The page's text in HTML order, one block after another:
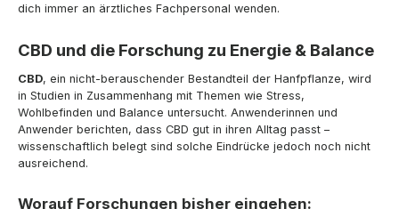
dich immer an ärztliches Fachpersonal wenden.
CBD und die Forschung zu Energie & Balance
CBD, ein nicht-berauschender Bestandteil der Hanfpflanze, wird
in Studien in Zusammenhang mit Themen wie Stress,
Wohlbefinden und Balance untersucht. Anwenderinnen und
Anwender berichten, dass CBD gut in ihren Alltag passt –
wissenschaftlich belegt sind solche Eindrücke jedoch noch nicht
ausreichend.
Worauf Forschungen bisher eingehen: